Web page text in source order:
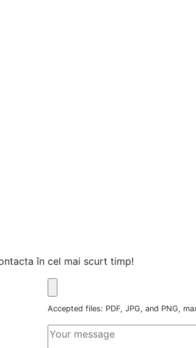
în cel mai scurt timp!
Accepted files: PDF, JPG, and PNG,